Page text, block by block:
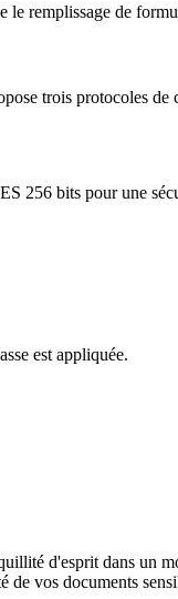
le remplissage de
trois protocoles
256 bits pour une
est appliquée.
d'esprit dans un
vos documents